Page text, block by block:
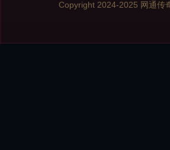
Copyright 2024-2025 网通传